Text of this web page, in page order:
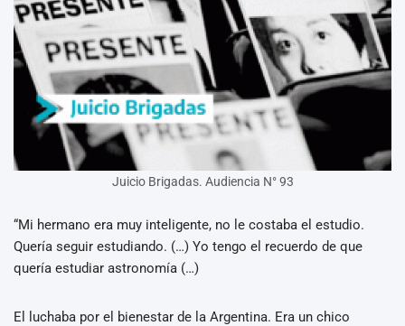
Juicio Brigadas. Audiencia N° 93
“Mi hermano era muy inteligente, no le costaba el estudio.
Quería seguir estudiando. (…) Yo tengo el recuerdo de que
quería estudiar astronomía (…)
El luchaba por el bienestar de la Argentina. Era un chico